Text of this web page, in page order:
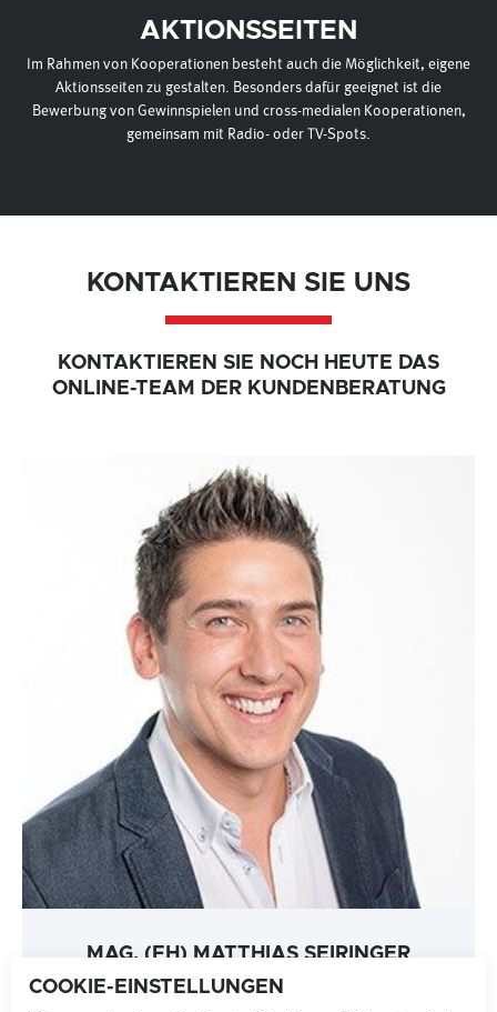
AKTIONSSEITEN
Im Rahmen von Kooperationen besteht auch die Möglichkeit, eigene
Aktionsseiten zu gestalten. Besonders dafür geeignet ist die
Bewerbung von Gewinnspielen und cross-medialen Kooperationen,
gemeinsam mit Radio- oder TV-Spots.
KONTAKTIEREN SIE UNS
KONTAKTIEREN SIE NOCH HEUTE DAS
ONLINE-TEAM DER KUNDENBERATUNG
MAG. (FH) MATTHIAS SEIRINGER
Leitung Sales Online
COOKIE-EINSTELLUNGEN